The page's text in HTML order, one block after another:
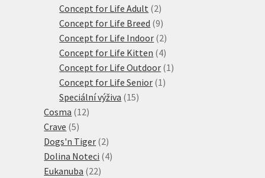
produktů
Concept for Life Adult 22
produkty
Concept for Life Breed 99
produktů
Concept for Life Indoor 22
produkty
Concept for Life Kitten 44
produkty
Concept for Life Outdoor 1 1
Concept for Life Senior 1 1
Speciální výživa 1515
Cosma 1212
Crave 55
produktů
Dogs'n Tiger 22
produkty
Dolina Noteci 44
Eukanuba 2222